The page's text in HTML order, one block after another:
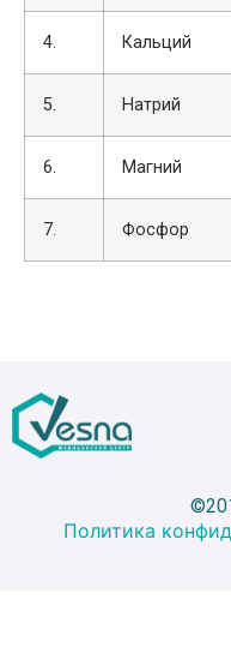
4. Кальций
5. Натрий
6. Магний
7. Фосфор
Политика